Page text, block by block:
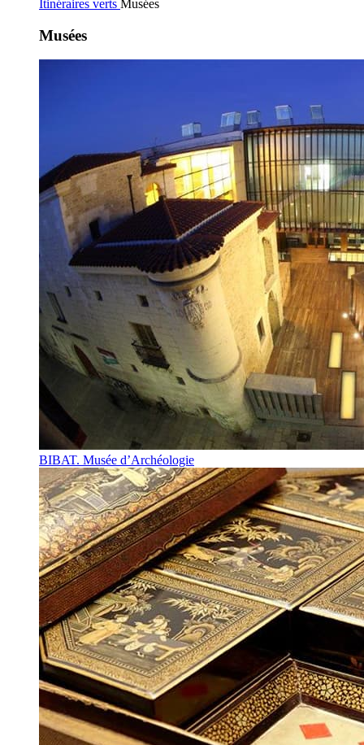
Itinéraires verts Musées
Musées
BIBAT. Musée d’Archéologie